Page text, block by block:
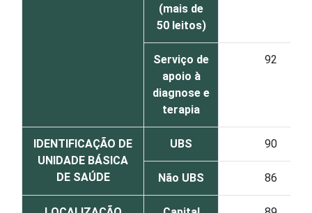
(mais de
50 leitos)
Serviço de
apoio à
diagnose e
terapia
92
IDENTIFICAÇÃO DE
UNIDADE BÁSICA
DE SAÚDE
UBS 90
Não UBS 86